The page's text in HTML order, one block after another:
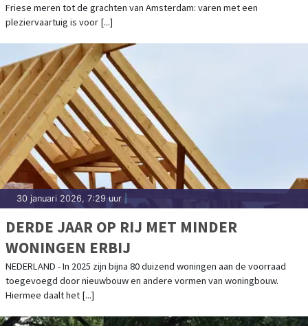
Friese meren tot de grachten van Amsterdam: varen met een
pleziervaartuig is voor [...]
30 januari 2026, 7:29 uur
DERDE JAAR OP RIJ MET MINDER
WONINGEN ERBIJ
NEDERLAND - In 2025 zijn bijna 80 duizend woningen aan de voorraad
toegevoegd door nieuwbouw en andere vormen van woningbouw.
Hiermee daalt het [...]